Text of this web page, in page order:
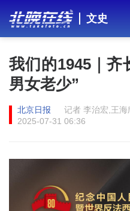
文史
我们的1945｜齐
男女老少”
北京日报
记者 李治宏,王海
2025-07-31 06:36